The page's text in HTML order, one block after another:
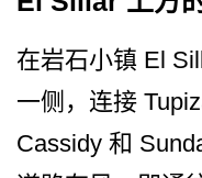
在岩石小镇 El
一侧，连接
Cassidy 和